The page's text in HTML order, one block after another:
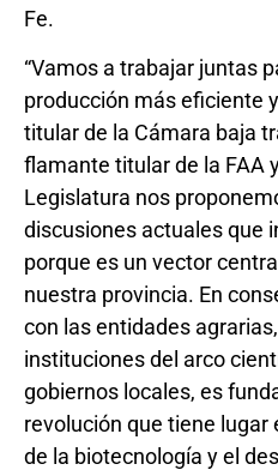
Fe.
“Vamos a trabajar juntas
producción más eficiente
titular de la Cámara baja
flamante titular de la FAA
Legislatura nos
discusiones actuales que
porque es un vector
nuestra provincia. En
con las entidades
instituciones del arco
gobiernos locales, es
revolución que tiene lugar
de la biotecnología y el